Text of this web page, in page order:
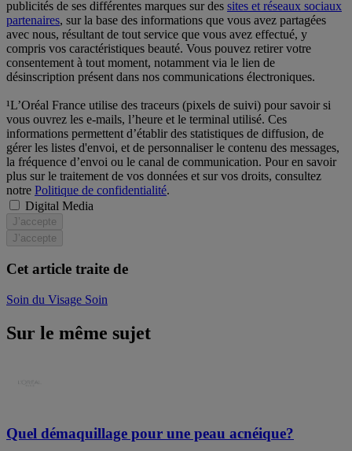
publicités de ses différentes marques sur des sites et réseaux sociaux
partenaires, sur la base des informations que vous avez partagées
avec nous, résultant de tout service que vous avez effectué, y
compris vos caractéristiques beauté. Vous pouvez retirer votre
consentement à tout moment, notamment via le lien de
désinscription présent dans nos communications électroniques.
¹L’Oréal France utilise des traceurs (pixels de suivi) pour savoir si
vous ouvrez les e-mails, l’heure et le terminal utilisé. Ces
informations permettent d’établir des statistiques de diffusion, de
gérer les listes d'envoi, et de personnaliser le contenu des messages,
la fréquence d’envoi ou le canal de communication. Pour en savoir
plus sur le traitement de vos données et sur vos droits, consultez
notre Politique de confidentialité.
Digital Media
J’accepte
J’accepte
Cet article traite de
Soin du Visage Soin
Sur le même sujet
Quel démaquillage pour une peau acnéique?